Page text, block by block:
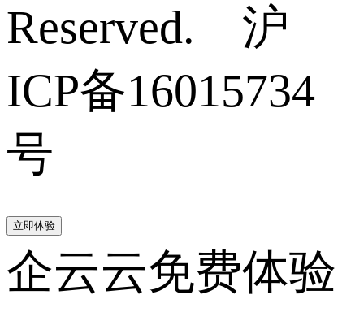
Reserved. 沪
ICP备16015734
号
立即体验
企云云免费体验